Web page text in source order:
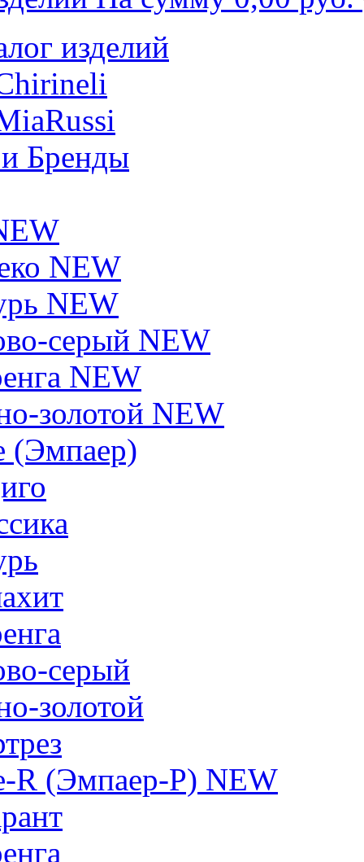
изделий
Бренды
NEW
NEW
серый NEW
NEW
золотой NEW
(Эмпаер)
серый
золотой
R (Эмпаер-P) NEW